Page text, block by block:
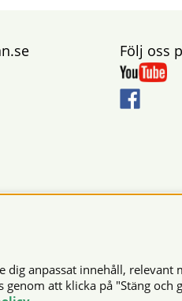
Följ oss
Säkra
Musikskolan. Vi använder
anpassat innehåll,
att klicka på "Stäng